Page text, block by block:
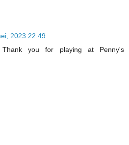
2023 22:49
you for playing at Penny's